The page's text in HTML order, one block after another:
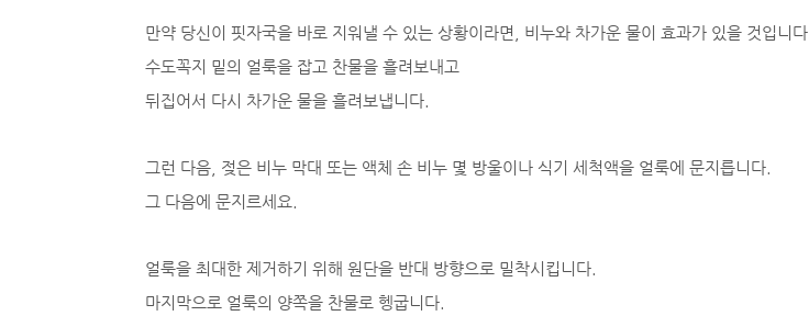
만약 당신이 핏자국을 바로 지워낼 수 있는 상황이라면, 비누와 차가운 물이 효과가 있을 것입니다.
수도꼭지 밑의 얼룩을 잡고 찬물을 흘려보내고
뒤집어서 다시 차가운 물을 흘려보냅니다.
그런 다음, 젖은 비누 막대 또는 액체 손 비누 몇 방울이나 식기 세척액을 얼룩에 문지릅니다.
그 다음에 문지르세요.
얼룩을 최대한 제거하기 위해 원단을 반대 방향으로 밀착시킵니다.
마지막으로 얼룩의 양쪽을 찬물로 헹굽니다.